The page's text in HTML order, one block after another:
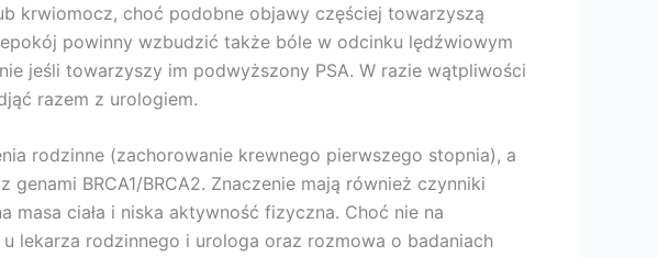
krwiomocz, choć podobne objawy częściej towarzyszą
powinny wzbudzić także bóle w odcinku lędźwiowym
jeśli towarzyszy im podwyższony PSA. W razie wątpliwości
razem z urologiem.
rodzinne (zachorowanie krewnego pierwszego stopnia), a
BRCA1/BRCA2. Znaczenie mają również czynniki
ciała i niska aktywność fizyczna. Choć nie na
lekarza rodzinnego i urologa oraz rozmowa o badaniach